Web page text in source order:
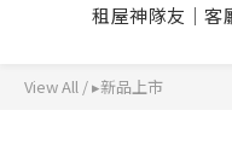
租屋神隊友｜客
View All /▸新品上市